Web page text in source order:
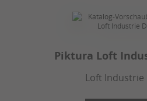
Piktura Loft
Loft Industrie